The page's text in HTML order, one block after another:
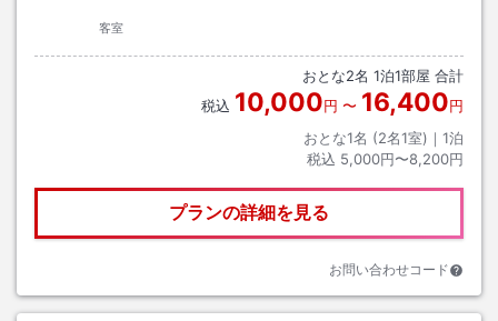
客室
おとな2名 1泊1部屋 合計
税込 10,000円 〜 16,400円
おとな1名 (2名1室)｜ 1泊
税込 5,000円〜8,200円
プランの詳細を見る
お問い合わせコード